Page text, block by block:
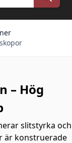
– Hög
slitstyrka och
är konstruerade